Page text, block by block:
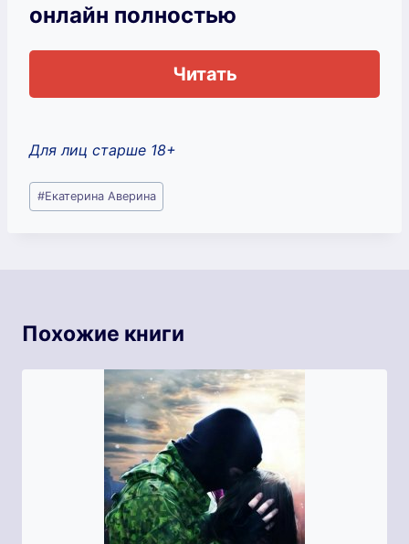
онлайн полностью
Читать
Для лиц старше 18+
Метки
записи:
#Екатерина Аверина
Похожие книги